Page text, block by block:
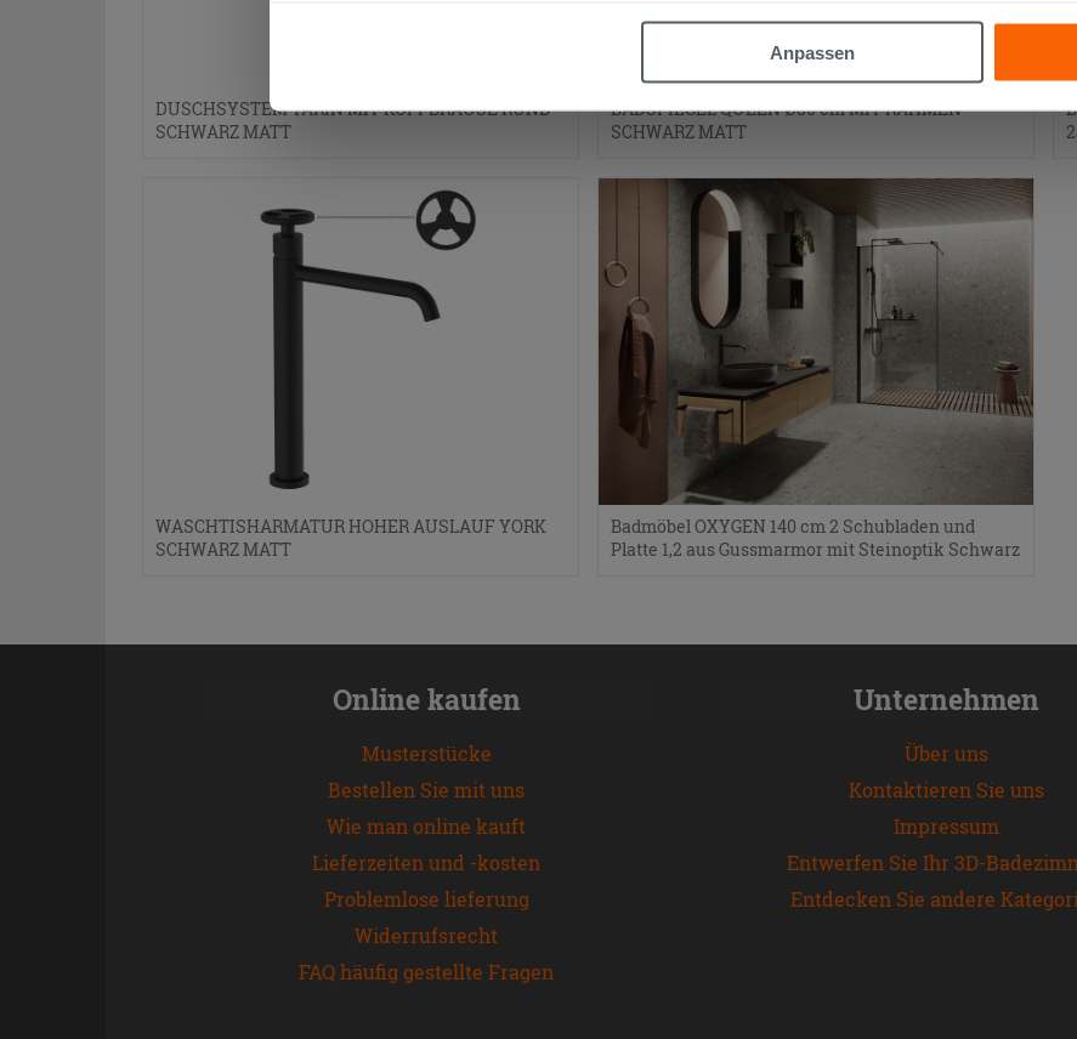
Anpassen
DUSCHSYSTEM TARIN MIT KOPFBRAUSE RUND
SCHWARZ MATT
BADSPIEGEL QUEEN Ø80 cm MIT RAHMEN
SCHWARZ MATT
WASCHTISHARMATUR HOHER AUSLAUF YORK
SCHWARZ MATT
Badmöbel OXYGEN 140 cm 2 Schubladen und
Platte 1,2 aus Gussmarmor mit Steinoptik Schwarz
Online kaufen
Musterstücke
Bestellen Sie mit uns
Wie man online kauft
Lieferzeiten und -kosten
Problemlose lieferung
Widerrufsrecht
FAQ häufig gestellte Fragen
Unternehmen
Über uns
Kontaktieren Sie uns
Impressum
Entwerfen Sie Ihr 3D-
Entdecken Sie andere